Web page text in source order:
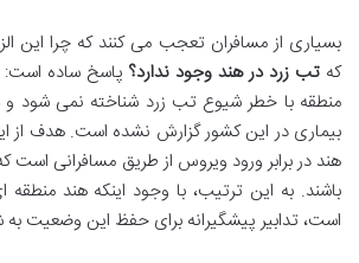
بسیاری از مسافران تعجب می کنند که چرا این
که تب زرد در هند وجود ندارد؟ پاسخ ساده
منطقه با خطر شیوع تب زرد شناخته نمی شود و
بیماری در این کشور گزارش نشده است. هدف از
هند در برابر ورود ویروس از طریق مسافرانی
باشند. به این ترتیب، با وجود اینکه هند منطقه
است، تدابیر پیشگیرانه برای حفظ این وضعیت